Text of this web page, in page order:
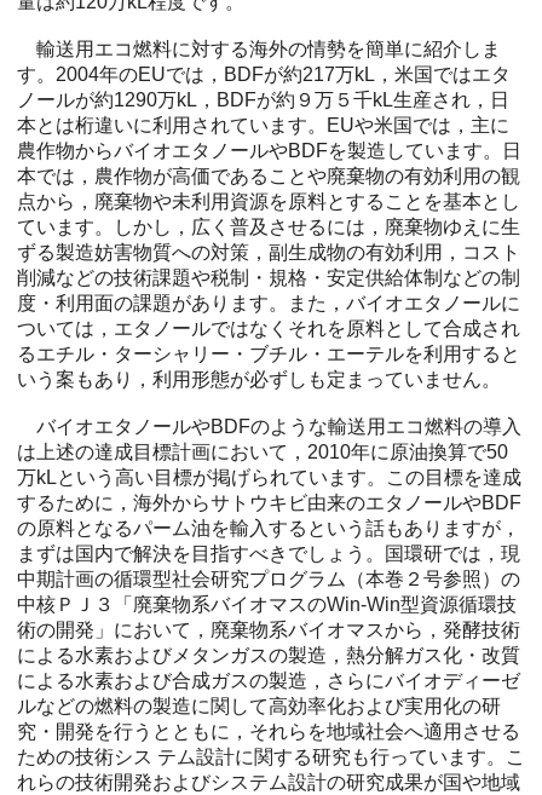
輸送用エコ燃料に対する海外の情勢を簡単に紹介しま
す。2004年のEUでは，BDFが約217万kL，米国ではエタ
ノールが約1290万kL，BDFが約９万５千kL生産され，日
本とは桁違いに利用されています。EUや米国では，主に
農作物からバイオエタノールやBDFを製造しています。日
本では，農作物が高価であることや廃棄物の有効利用の観
点から，廃棄物や未利用資源を原料とすることを基本とし
ています。しかし，広く普及させるには，廃棄物ゆえに生
ずる製造妨害物質への対策，副生成物の有効利用，コスト
削減などの技術課題や税制・規格・安定供給体制などの制
度・利用面の課題があります。また，バイオエタノールに
ついては，エタノールではなくそれを原料として合成され
るエチル・ターシャリー・ブチル・エーテルを利用すると
いう案もあり，利用形態が必ずしも定まっていません。
バイオエタノールやBDFのような輸送用エコ燃料の導入
は上述の達成目標計画において，2010年に原油換算で50
万kLという高い目標が掲げられています。この目標を達成
するために，海外からサトウキビ由来のエタノールやBDF
の原料となるパーム油を輸入するという話もありますが，
まずは国内で解決を目指すべきでしょう。国環研では，現
中期計画の循環型社会研究プログラム（本巻２号参照）の
中核ＰＪ３「廃棄物系バイオマスのWin-Win型資源循環技
術の開発」において，廃棄物系バイオマスから，発酵技術
による水素およびメタンガスの製造，熱分解ガス化・改質
による水素および合成ガスの製造，さらにバイオディーゼ
ルなどの燃料の製造に関して高効率化および実用化の研
究・開発を行うとともに，それらを地域社会へ適用させる
ための技術シス テム設計に関する研究も行っています。こ
れらの技術開発およびシステム設計の研究成果が国や地域